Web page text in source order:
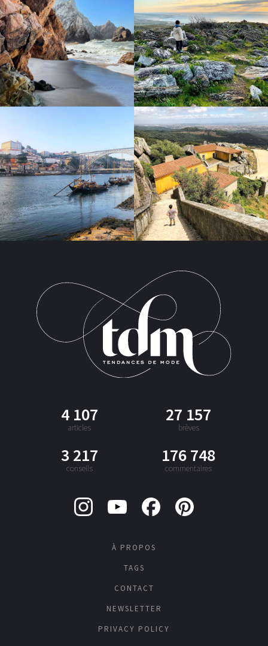
4 107
articles
27 157
brèves
3 217
conseils
176 748
commentaires
À PROPOS
TAGS
CONTACT
NEWSLETTER
PRIVACY POLICY